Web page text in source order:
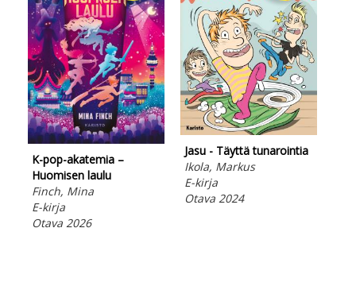
K-pop-akatemia –
Huomisen laulu
Finch, Mina
E-kirja
Otava 2026
Jasu - Täyttä tunarointia
Ikola, Markus
E-kirja
Otava 2024